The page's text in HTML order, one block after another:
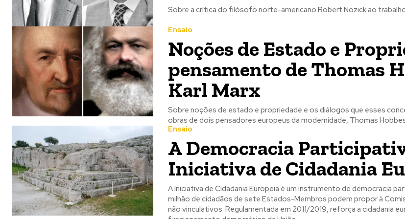
Sobre a crítica do filósofo norte-americano Robert Nozick ao
Ensaio
Noções de Estado e
pensamento de Thomas
Karl Marx
Sobre noções de estado e propriedade e os diálogos que esses
obras de dois pensadores europeus da modernidade, Thomas Hobbes
Ensaio
A Democracia
Iniciativa de Cidadania
A Iniciativa de Cidadania Europeia é um instrumento de democracia
milhão de cidadãos de sete Estados-Membros podem propor à
não vinculativos. Regulamentada em 2011/2019, reforça a cidadania